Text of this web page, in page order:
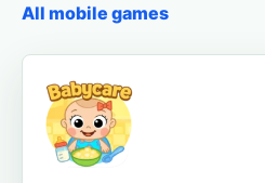
All mobile games